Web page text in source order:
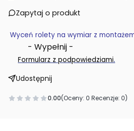
Zapytaj o produkt
Wyceń rolety na wymiar z
- Wypełnij -
Formularz z podpowiedziami.
Udostępnij
0.00(Oceny: 0 Recenzje: 0)